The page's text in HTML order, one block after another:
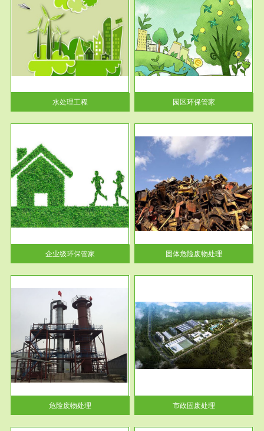
水处理工程
服务范围
园区环保管家
2016 年 4 月，环保部下发《关
于积极发挥环境保护作用促进供
给侧结...
园区环保管家
企业级环保管家
服务范围
固体危险废物处理
固体废物解释：固体废物是指人
们在生产建设、日常生活和其他
活动中...
固体危险废物处理
危险废物处理
服务范围
市政固废处理
蔚蓝生态环境科技所从事的市政
废物处理业务包括市政废物的处
理处...
市政固废处理